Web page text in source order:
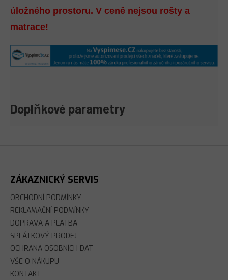
úložného prostoru. V ceně nejsou rošty a
matrace!
Doplňkové parametry
ZÁKAZNICKÝ SERVIS
OBCHODNÍ PODMÍNKY
REKLAMAČNÍ PODMÍNKY
DOPRAVA A PLATBA
SPLÁTKOVÝ PRODEJ
OCHRANA OSOBNÍCH DAT
VŠE O NÁKUPU
KONTAKT